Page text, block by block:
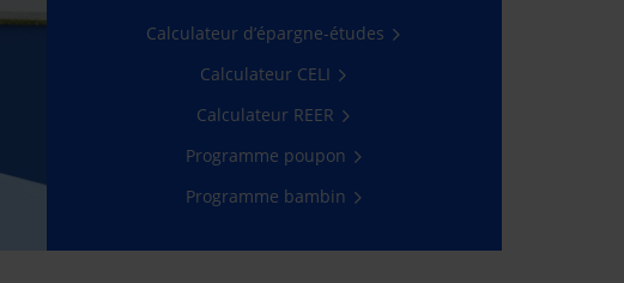
Calculateur d’épargne-études
Calculateur CELI
Calculateur REER
Programme poupon
Programme bambin